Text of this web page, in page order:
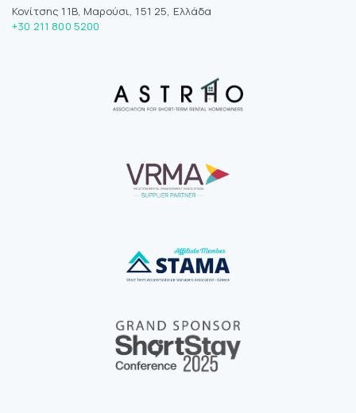
Κονίτσης 11Β, Μαρούσι, 151 25, Ελλάδα
+30 211 800 5200